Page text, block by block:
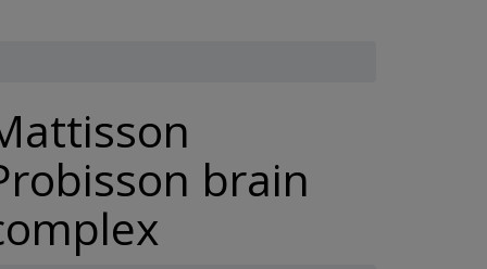
brain